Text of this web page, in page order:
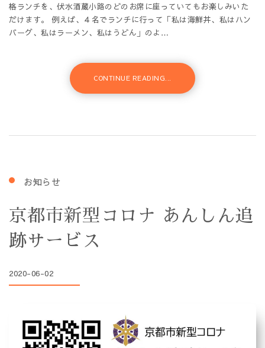
格ランチを、伏水酒蔵小路のどのお席に座っていてもお楽しみいた
だけます。 例えば、４名でランチに行って「私は海鮮丼、私はハン
バーグ、私はラーメン、私はうどん」のよ…
CONTINUE READING...
お知らせ
京都市新型コロナ あんしん追
跡サービス
2020-06-02